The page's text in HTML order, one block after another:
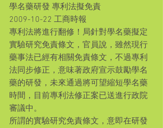
學名藥研發 專利法擬免責
2009-10-22 工商時報
專利法將進行翻修！局針對學名藥擬定
實驗研究免責條文，官員說，雖然現行
藥事法已經有相關免責條文，不過專利
法同步修正，意味著政府宣示鼓勵學名
藥的研發，未來通過將可望縮短學名藥
時間，目前專利法修正案已送進行政院
審議中。
所謂的實驗研究免責條文，意即在研發